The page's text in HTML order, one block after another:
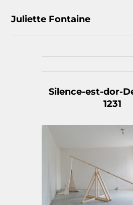
Juliette Fontaine
Silence-est-dor-
1231